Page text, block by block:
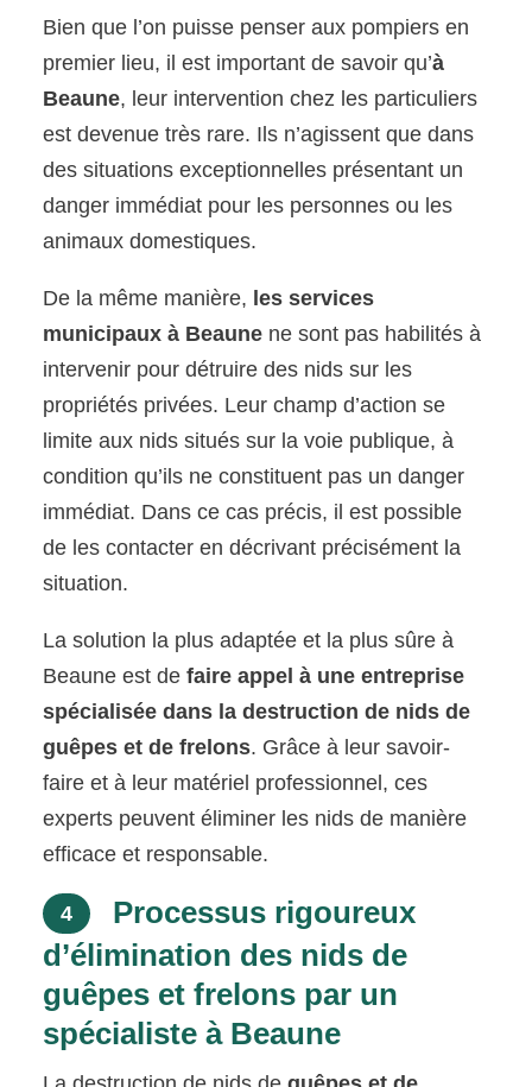
Bien que l’on puisse penser aux pompiers en
premier lieu, il est important de savoir qu’à
Beaune, leur intervention chez les particuliers
est devenue très rare. Ils n’agissent que dans
des situations exceptionnelles présentant un
danger immédiat pour les personnes ou les
animaux domestiques.
De la même manière, les services
municipaux à Beaune ne sont pas habilités à
intervenir pour détruire des nids sur les
propriétés privées. Leur champ d’action se
limite aux nids situés sur la voie publique, à
condition qu’ils ne constituent pas un danger
immédiat. Dans ce cas précis, il est possible
de les contacter en décrivant précisément la
situation.
La solution la plus adaptée et la plus sûre à
Beaune est defaire appel à une entreprise
spécialisée dans la destruction de nids de
guêpes et de frelons. Grâce à leur savoir-
faire et à leur matériel professionnel, ces
experts peuvent éliminer les nids de manière
efficace et responsable.
4
Processus rigoureux
d’élimination des nids de
guêpes et frelons par un
spécialiste à Beaune